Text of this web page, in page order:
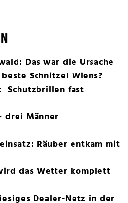
Das war die Ursache
Schnitzel Wiens?
Schutzbrillen fast
drei Männer
Räuber entkam mit
das Wetter komplett
Dealer-Netz in der